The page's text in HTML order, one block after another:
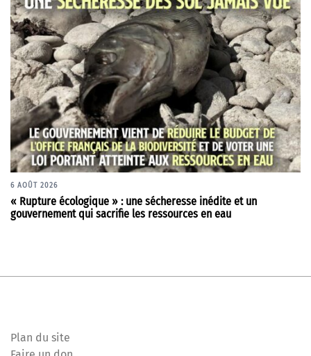
6 AOÛT 2026
« Rupture écologique » : une sécheresse inédite et un
gouvernement qui sacrifie les ressources en eau
Plan du site